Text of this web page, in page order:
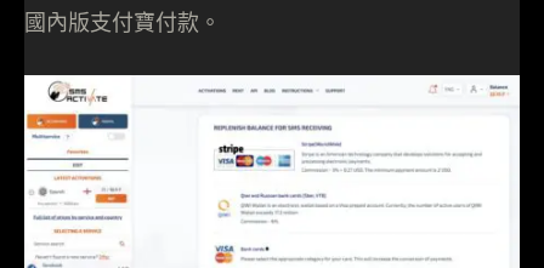
國內版支付寶付款。